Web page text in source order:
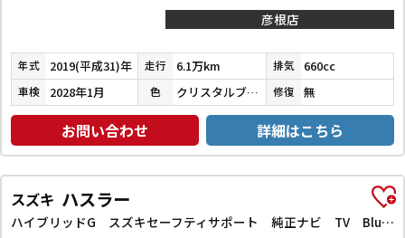
彦根店
年式 2019(平成31)年 走行 6.1万km 排気 660cc
車検 2028年1月 色 クリスタルブラックパール 修復 無
お問い合わせ 詳細はこちら
スズキ ハスラー
ハイブリッドG スズキセーフティサポート 純正ナビ TV Bluetooth対応 スマートキー プッシュスタート アイドリングストップ 前席シートヒーター オートエアコン 電動格納ミラー ヘッドライトレベライザー